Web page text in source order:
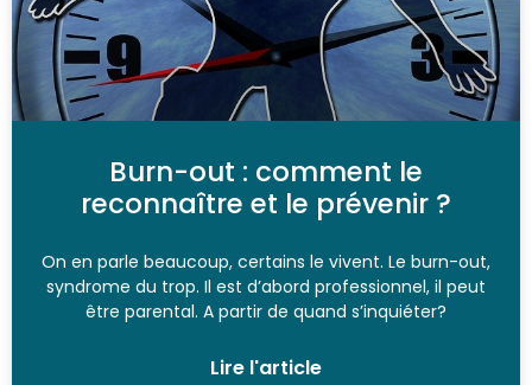
Burn-out : comment le
reconnaître et le prévenir ?
On en parle beaucoup, certains le vivent. Le burn-out,
syndrome du trop. Il est d’abord professionnel, il peut
être parental. A partir de quand s’inquiéter?
Lire l'article